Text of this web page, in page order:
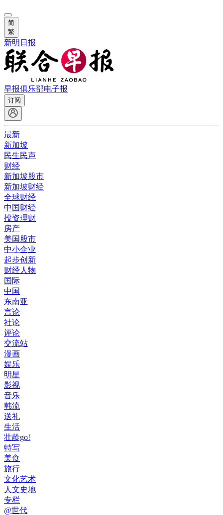
简
繁
新明日报
早报俱乐部电子报
订阅
最新
新加坡
民生民声
财经
新加坡股市
新加坡财经
全球财经
中国财经
投资理财
房产
美国股市
中小企业
起步创新
财经人物
国际
中国
东南亚
言论
社论
评论
交流站
漫画
娱乐
明星
影视
音乐
韩流
送礼
生活
壮龄go!
特写
美食
旅行
文化艺术
人文史地
专栏
@世代